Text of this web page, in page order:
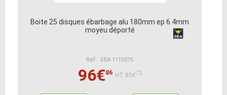
Boite 25 disques ébarbage alu 180mm ep 6.4mm
moyeu déporté
Ref : SEA 1110375
96€86 HT:80€72